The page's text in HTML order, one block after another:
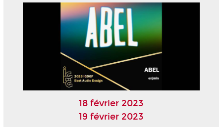
18 février 2023
19 février 2023